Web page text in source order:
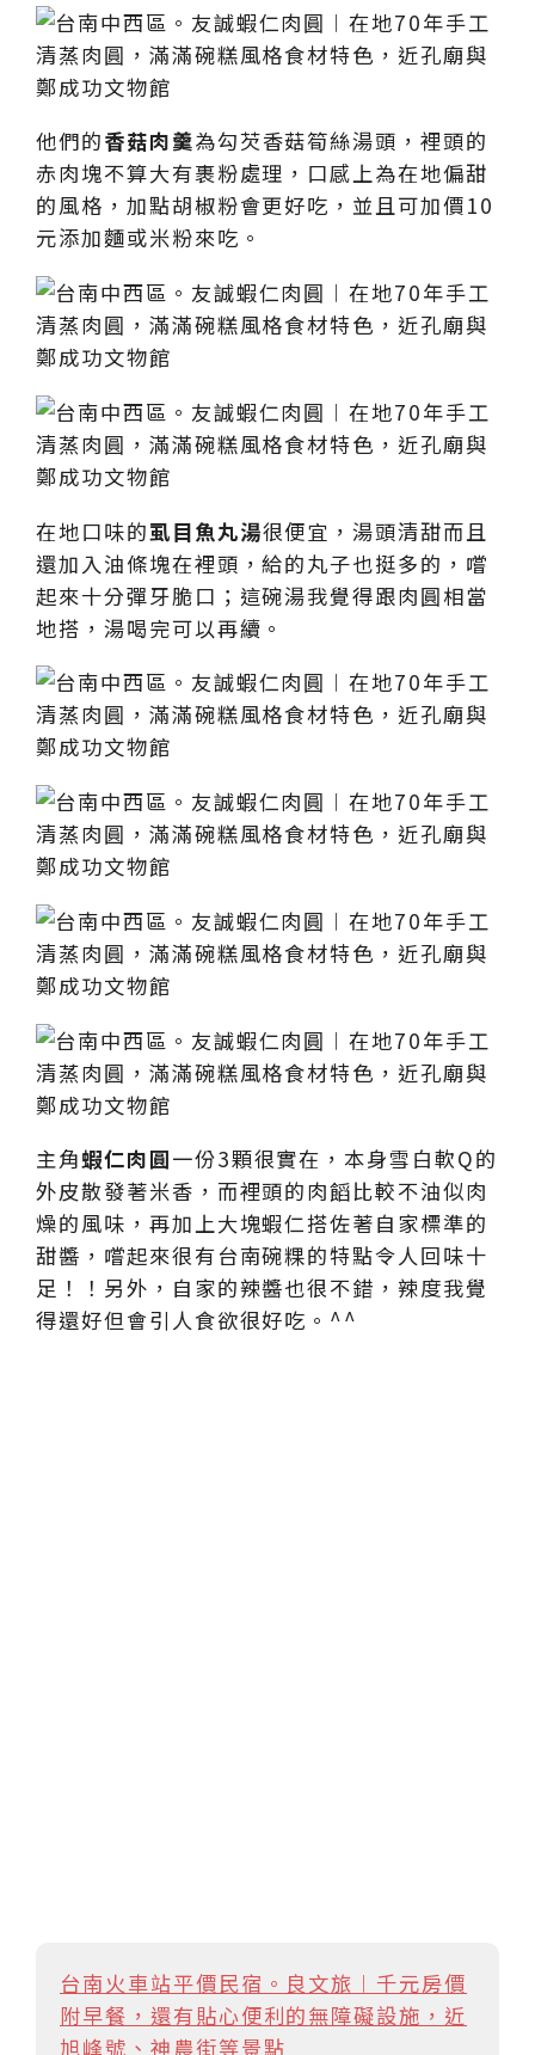
他們的香菇肉羹為勾芡香菇筍絲湯頭，裡頭的
赤肉塊不算大有裹粉處理，口感上為在地偏甜
的風格，加點胡椒粉會更好吃，並且可加價10
元添加麵或米粉來吃。
在地口味的虱目魚丸湯很便宜，湯頭清甜而且
還加入油條塊在裡頭，給的丸子也挺多的，嚐
起來十分彈牙脆口；這碗湯我覺得跟肉圓相當
地搭，湯喝完可以再續。
主角蝦仁肉圓一份3顆很實在，本身雪白軟Q的
外皮散發著米香，而裡頭的肉饀比較不油似肉
燥的風味，再加上大塊蝦仁搭佐著自家標準的
甜醬，嚐起來很有台南碗粿的特點令人回味十
足！！另外，自家的辣醬也很不錯，辣度我覺
得還好但會引人食欲很好吃。^^
台南火車站平價民宿。良文旅︱千元房價
附早餐，還有貼心便利的無障礙設施，近
旭峰號、神農街等景點